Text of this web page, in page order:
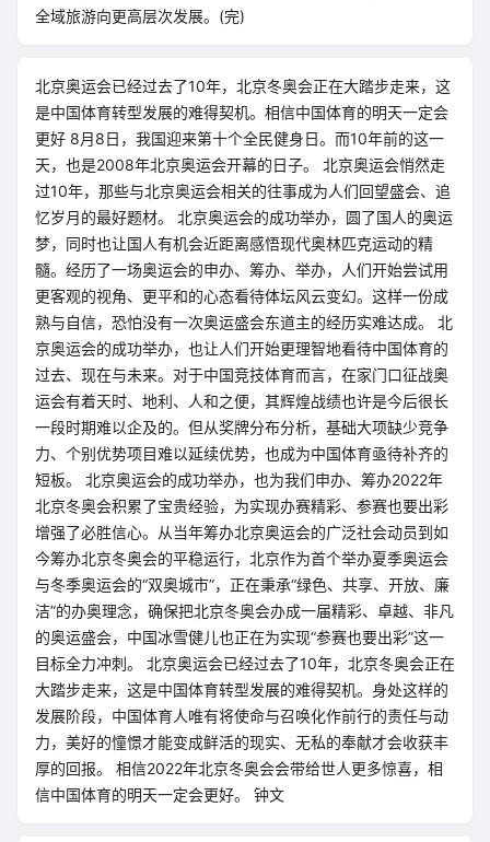
全域旅游向更高层次发展。(完)
北京奥运会已经过去了10年，北京冬奥会正在大踏步走来，这
是中国体育转型发展的难得契机。相信中国体育的明天一定会
更好 8月8日，我国迎来第十个全民健身日。而10年前的这一
天，也是2008年北京奥运会开幕的日子。 北京奥运会悄然走
过10年，那些与北京奥运会相关的往事成为人们回望盛会、追
忆岁月的最好题材。 北京奥运会的成功举办，圆了国人的奥运
梦，同时也让国人有机会近距离感悟现代奥林匹克运动的精
髓。经历了一场奥运会的申办、筹办、举办，人们开始尝试用
更客观的视角、更平和的心态看待体坛风云变幻。这样一份成
熟与自信，恐怕没有一次奥运盛会东道主的经历实难达成。 北
京奥运会的成功举办，也让人们开始更理智地看待中国体育的
过去、现在与未来。对于中国竞技体育而言，在家门口征战奥
运会有着天时、地利、人和之便，其辉煌战绩也许是今后很长
一段时期难以企及的。但从奖牌分布分析，基础大项缺少竞争
力、个别优势项目难以延续优势，也成为中国体育亟待补齐的
短板。 北京奥运会的成功举办，也为我们申办、筹办2022年
北京冬奥会积累了宝贵经验，为实现办赛精彩、参赛也要出彩
增强了必胜信心。从当年筹办北京奥运会的广泛社会动员到如
今筹办北京冬奥会的平稳运行，北京作为首个举办夏季奥运会
与冬季奥运会的“双奥城市”，正在秉承“绿色、共享、开放、廉
洁”的办奥理念，确保把北京冬奥会办成一届精彩、卓越、非凡
的奥运盛会，中国冰雪健儿也正在为实现“参赛也要出彩”这一
目标全力冲刺。 北京奥运会已经过去了10年，北京冬奥会正在
大踏步走来，这是中国体育转型发展的难得契机。身处这样的
发展阶段，中国体育人唯有将使命与召唤化作前行的责任与动
力，美好的憧憬才能变成鲜活的现实、无私的奉献才会收获丰
厚的回报。 相信2022年北京冬奥会会带给世人更多惊喜，相
信中国体育的明天一定会更好。 钟文